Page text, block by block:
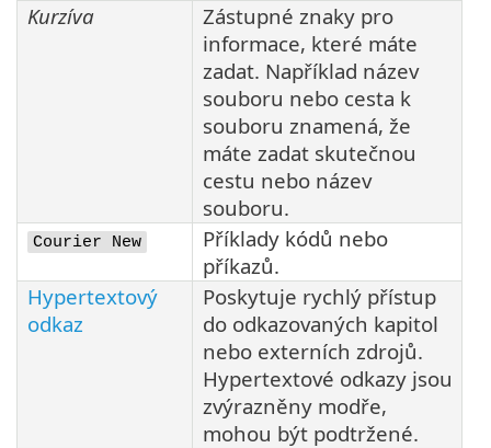
Kurzíva
Zástupné znaky pro
informace, které máte
zadat. Například název
souboru nebo cesta k
souboru znamená, že
máte zadat skutečnou
cestu nebo název
souboru.
Courier New
Příklady kódů nebo
příkazů.
Hypertextový
odkaz
Poskytuje rychlý přístup
do odkazovaných kapitol
nebo externích zdrojů.
Hypertextové odkazy jsou
zvýrazněny modře,
mohou být podtržené.